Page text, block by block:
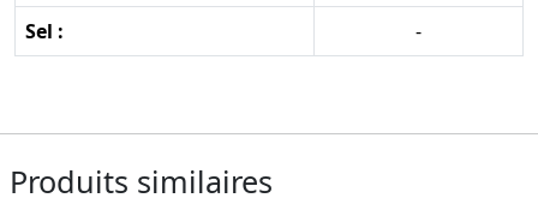
Sel :
-
Produits similaires